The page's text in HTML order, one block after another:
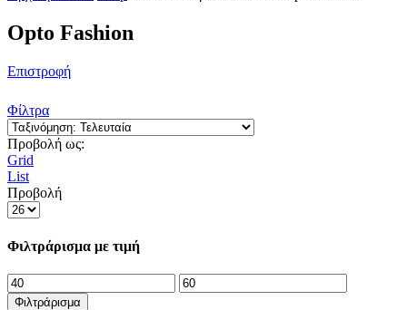
Opto Fashion
Επιστροφή
Φίλτρα
Προβολή ως:
Grid
List
Προβολή
Products
page
Φιλτράρισμα με τιμή
Ελάχιστη
τιμή
Μέγιστη
τιμή
Φιλτράρισμα